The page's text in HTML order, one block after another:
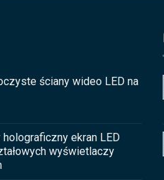
ściany wideo LED na
ekran LED
wyświetlaczy